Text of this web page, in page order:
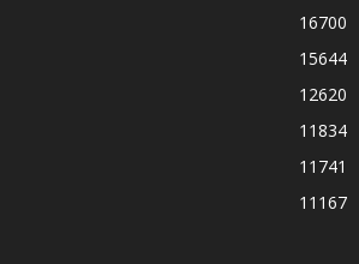
16700
15644
12620
11834
11741
11167